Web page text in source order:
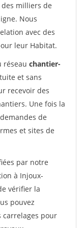
milliers de
Nous
avec des
leur Habitat.
réseau chantier-
et sans
recevoir des
Une fois la
de
et sites de
par notre
à Injoux-
vérifier la
pouvez
carrelages pour